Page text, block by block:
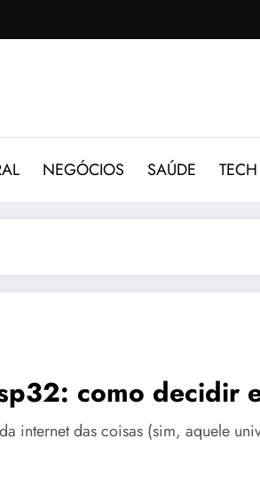
NEGÓCIOS SAÚDE TECH
como decidir
internet das coisas (sim, aquele